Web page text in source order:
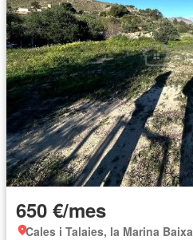
650 €/mes
Cales i Talaies, la Marina Baixa